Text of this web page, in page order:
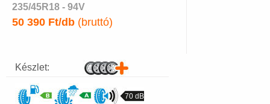
235/45R18 - 94V
50 390 Ft/db (bruttó)
Készlet:
70 dB